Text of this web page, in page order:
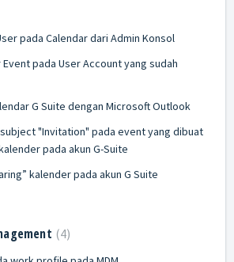
pada Calendar dari Admin Konsol
pada User Account yang sudah
G Suite dengan Microsoft Outlook
"Invitation" pada event yang dibuat
pada akun G-Suite
kalender pada akun G Suite
4